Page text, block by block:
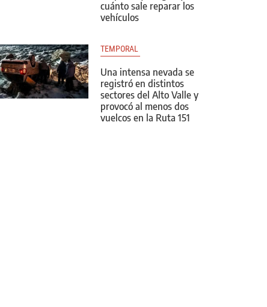
cuánto sale reparar los
vehículos
TEMPORAL
Una intensa nevada se
registró en distintos
sectores del Alto Valle y
provocó al menos dos
vuelcos en la Ruta 151